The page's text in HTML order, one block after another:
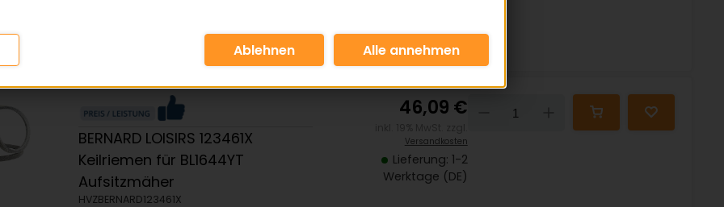
BERNARD LOISIRS 123461X
Keilriemen für BL1644YT
Aufsitzmäher
HVZBERNARD123461X
46,09 €
Versandkosten
Lieferung: 1-2
Werktage (DE)
Down